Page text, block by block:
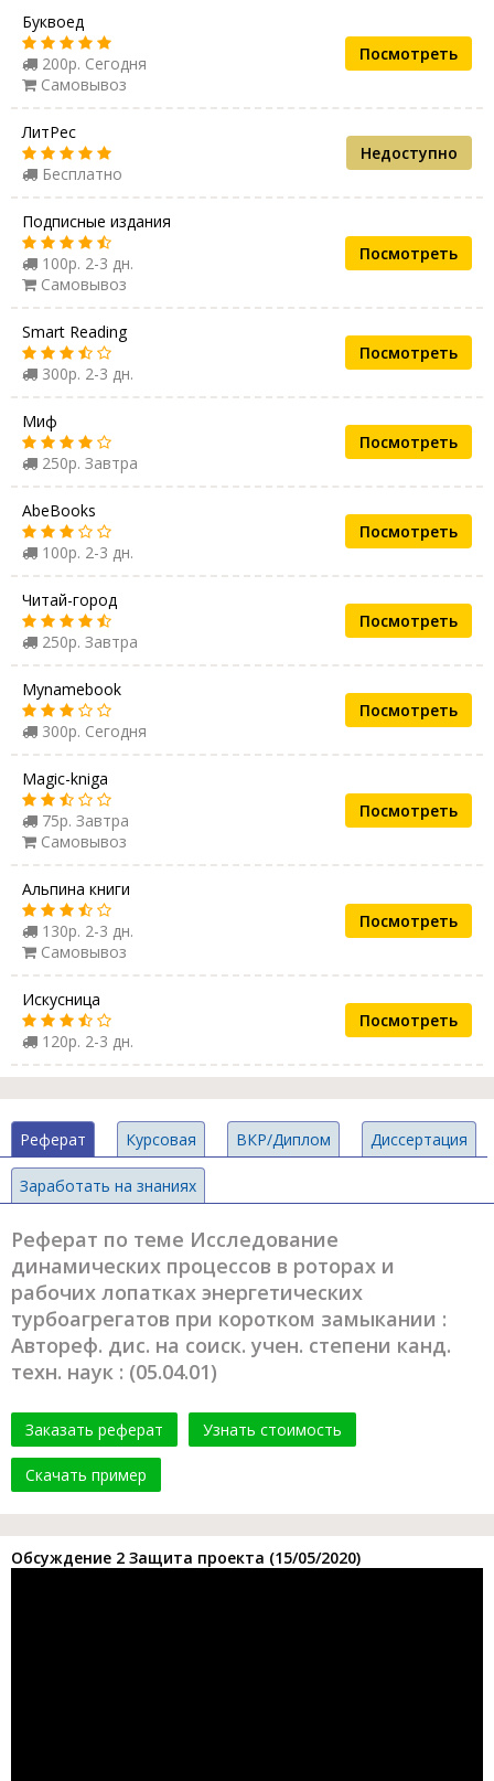
Буквоед
200р. Сегодня
Самовывоз
Посмотреть
ЛитРес
Бесплатно
Недоступно
Подписные издания
100р. 2-3 дн.
Самовывоз
Посмотреть
Smart Reading
300р. 2-3 дн.
Посмотреть
Миф
250р. Завтра
Посмотреть
AbeBooks
100р. 2-3 дн.
Посмотреть
Читай-город
250р. Завтра
Посмотреть
Mynamebook
300р. Сегодня
Посмотреть
Magic-kniga
75р. Завтра
Самовывоз
Посмотреть
Альпина книги
130р. 2-3 дн.
Самовывоз
Посмотреть
Искусница
120р. 2-3 дн.
Посмотреть
Реферат Курсовая ВКР/Диплом Диссертация
Заработать на знаниях
Реферат по теме Исследование
динамических процессов в роторах и
рабочих лопатках энергетических
турбоагрегатов при коротком замыкании :
Автореф. дис. на соиск. учен. степени канд.
техн. наук : (05.04.01)
Заказать реферат Узнать стоимость
Скачать пример
Обсуждение 2 Защита проекта (15/05/2020)